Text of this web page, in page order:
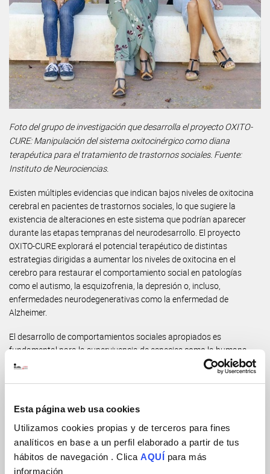
Esta página web usa cookies
Utilizamos cookies propias y de terceros para fines
analíticos en base a un perfil elaborado a partir de tus
hábitos de navegación . Clica AQUÍ para más
información
Foto del grupo de investigación que desarrolla el proyecto OXITO-
CURE: Manipulación del sistema oxitocinérgico como diana
terapéutica para el tratamiento de trastornos sociales. Fuente:
Instituto de Neurociencias.
Existen múltiples evidencias que indican bajos niveles de oxitocina
cerebral en pacientes de trastornos sociales, lo que sugiere la
existencia de alteraciones en este sistema que podrían aparecer
durante las etapas tempranas del neurodesarrollo. El proyecto
OXITO-CURE explorará el potencial terapéutico de distintas
estrategias dirigidas a aumentar los niveles de oxitocina en el
cerebro para restaurar el comportamiento social en patologías
como el autismo, la esquizofrenia, la depresión o, incluso,
enfermedades neurodegenerativas como la enfermedad de
Alzheimer.
El desarrollo de comportamientos sociales apropiados es
fundamental para la supervivencia de especies como la humana.
Los déficits del comportamiento social no se limitan al trastorno del
espectro autista (TEA), sino que suponen un síntoma comórbido de
enfermedades que implican trastornos sociales se consideran entre
las patologías mentales con mayor índice de crecimiento en las
sociedades modernas. En la actualidad, se carece de tratamientos
eficaces para los trastornos sociales, cuya incidencia se calcula de
uno en cada 60 niños, con un aumento significativo de casos en la
última década, según estudios recientes.